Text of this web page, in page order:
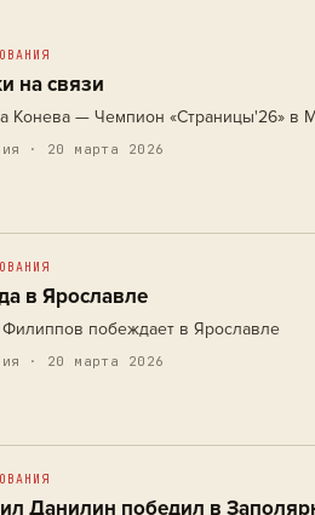
на связи
Конева — Чемпион «Страницы'26» в
· 20 марта 2026
в Ярославле
побеждает в Ярославле
· 20 марта 2026
Данилин победил в